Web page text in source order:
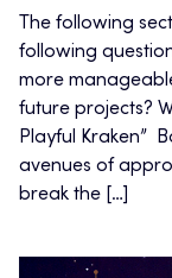
The following
following
more
future projects?
Playful Kraken”
avenues of
break the […]